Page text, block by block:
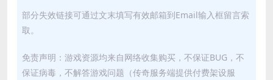
部分失效链接可通过文末填写有效邮箱到Email输入框留言索
取。
免责声明：游戏资源均来自网络收集购买，不保证BUG，不
保证病毒，不解答游戏问题（传奇服务端提供付费架设服